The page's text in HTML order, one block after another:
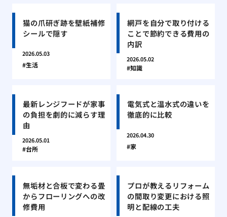
猫の爪研ぎ跡を壁紙補修
シールで隠す
2026.05.03
生活
網戸を自分で取り付ける
ことで節約できる費用の
内訳
2026.05.02
知識
最新レンジフードが家事
の負担を劇的に減らす理
由
2026.05.01
台所
電気式と温水式の違いを
徹底的に比較
2026.04.30
家
無垢材と合板で変わる畳
からフローリングへの改
修費用
プロが教えるリフォーム
の間取り変更における照
明と配線の工夫